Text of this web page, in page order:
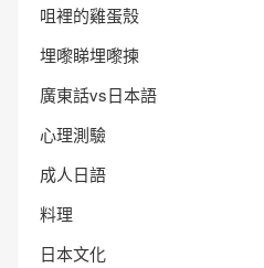
咀裡的雞蛋殼
埋嚟睇埋嚟揀
廣東話vs日本語
心理測驗
成人日語
料理
日本文化